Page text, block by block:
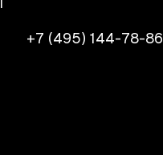
+7 (495) 144-78-86